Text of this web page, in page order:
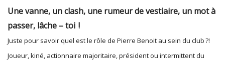
Une vanne, un clash, une rumeur de vestiaire, un mot à
passer, lâche – toi !
Juste pour savoir quel est le rôle de Pierre Benoit au sein du club ?!
Joueur, kiné, actionnaire majoritaire, président ou intermittent du